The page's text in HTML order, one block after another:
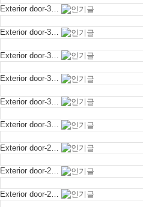
Exterior door-3…
Exterior door-3…
Exterior door-3…
Exterior door-3…
Exterior door-3…
Exterior door-3…
Exterior door-2…
Exterior door-2…
Exterior door-2…